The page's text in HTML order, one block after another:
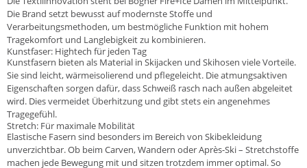
Die Brand setzt bewusst auf modernste Stoffe und
Verarbeitungsmethoden, um bestmögliche Funktion mit hohem
Tragekomfort und Langlebigkeit zu kombinieren.
Kunstfaser: Hightech für jeden Tag
Kunstfasern bieten als Material in Skijacken und Skihosen viele Vorteile.
Sie sind leicht, wärmeisolierend und pflegeleicht. Die atmungsaktiven
Eigenschaften sorgen dafür, dass Schweiß rasch nach außen abgeleitet
wird. Dies vermeidet Überhitzung und gibt stets ein angenehmes
Tragegefühl.
Stretch: Für maximale Mobilität
Elastische Fasern sind besonders im Bereich von Skibekleidung
unverzichtbar. Ob beim Carven, Wandern oder Après-Ski – Stretchstoffe
machen jede Bewegung mit und sitzen trotzdem immer optimal. So